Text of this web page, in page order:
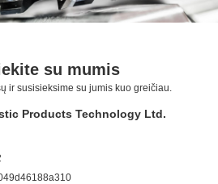
su mumis
ir susisieksime su jumis kuo greičiau.
Products Technology Ltd.